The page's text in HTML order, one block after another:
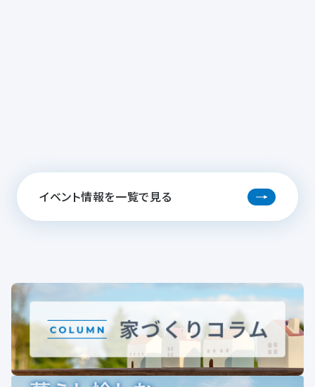
イベント情報を一覧で見る